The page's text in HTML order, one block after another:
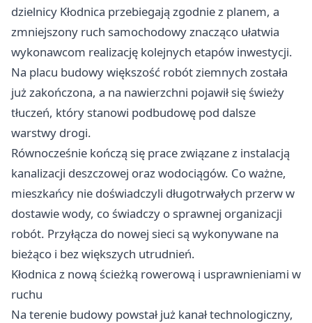
dzielnicy Kłodnica przebiegają zgodnie z planem, a
zmniejszony ruch samochodowy znacząco ułatwia
wykonawcom realizację kolejnych etapów inwestycji.
Na placu budowy większość robót ziemnych została
już zakończona, a na nawierzchni pojawił się świeży
tłuczeń, który stanowi podbudowę pod dalsze
warstwy drogi.
Równocześnie kończą się prace związane z instalacją
kanalizacji deszczowej oraz wodociągów. Co ważne,
mieszkańcy nie doświadczyli długotrwałych przerw w
dostawie wody, co świadczy o sprawnej organizacji
robót. Przyłącza do nowej sieci są wykonywane na
bieżąco i bez większych utrudnień.
Kłodnica z nową ścieżką rowerową i usprawnieniami w
ruchu
Na terenie budowy powstał już kanał technologiczny,